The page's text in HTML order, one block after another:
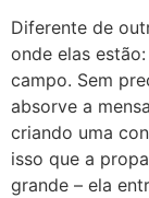
Diferente de
onde elas
campo. Sem
absorve a
criando uma
isso que a
grande – ela